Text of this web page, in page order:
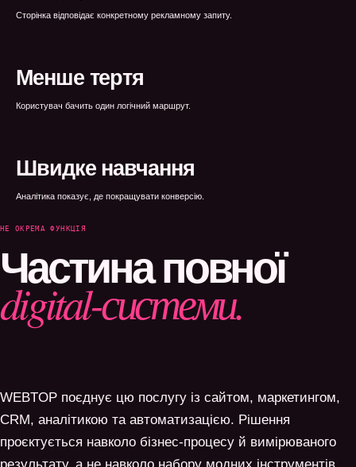
Сторінка відповідає конкретному рекламному запиту.
Менше тертя
Користувач бачить один логічний маршрут.
Швидке навчання
Аналітика показує, де покращувати конверсію.
НЕ ОКРЕМА ФУНКЦІЯ
Частина повної
digital-системи.
WEBTOP поєднує цю послугу із сайтом, маркетингом,
CRM, аналітикою та автоматизацією. Рішення
проєктується навколо бізнес-процесу й вимірюваного